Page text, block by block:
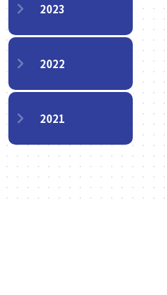
2023
2022
2021